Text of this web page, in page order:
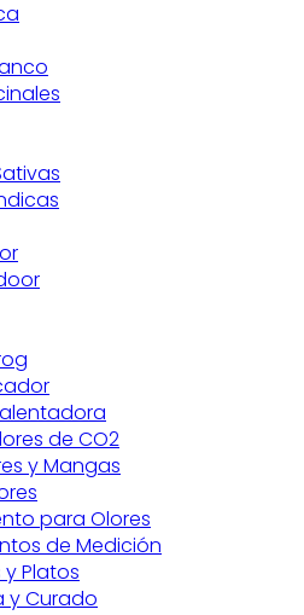
de CO2
y Mangas
para Olores
de Medición
Platos
y Curado